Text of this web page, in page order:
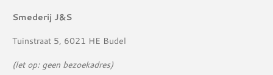
Smederij J&S
Tuinstraat 5, 6021 HE Budel
(let op: geen bezoekadres)